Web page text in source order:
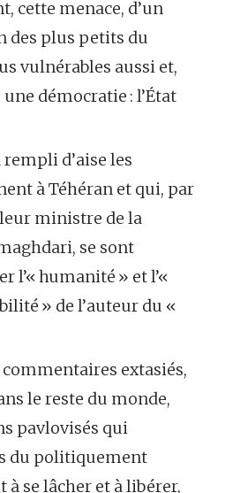
cette menace, d’un
des plus petits du
vulnérables aussi et,
démocratie : l’État
d’aise les
à Téhéran et qui, par
ministre de la
se sont
l’« humanité » et l’«
» de l’auteur du «
commentaires extasiés,
le reste du monde,
pavlovisés qui
du politiquement
à se lâcher et à libérer,